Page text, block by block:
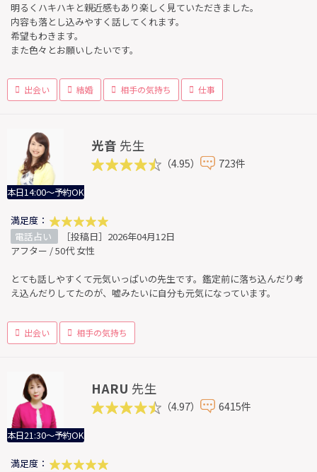
明るくハキハキと親近感もあり楽しく見ていただきました。
内容も落とし込みやすく話してくれます。
希望もわきます。
また色々とお願いしたいです。
出会い 結婚 相手の気持ち 仕事
本日14:00～予約OK
光音 先生
（4.95） 723件
満足度：
電話占い
［投稿日］2026年04月12日
アフター / 50代 女性
とても話しやすくて元気いっぱいの先生です。鑑定前に落ち込んだり考
え込んだりしてたのが、嘘みたいに自分も元気になっています。
出会い 相手の気持ち
本日21:30～予約OK
HARU 先生
（4.97） 6415件
満足度：